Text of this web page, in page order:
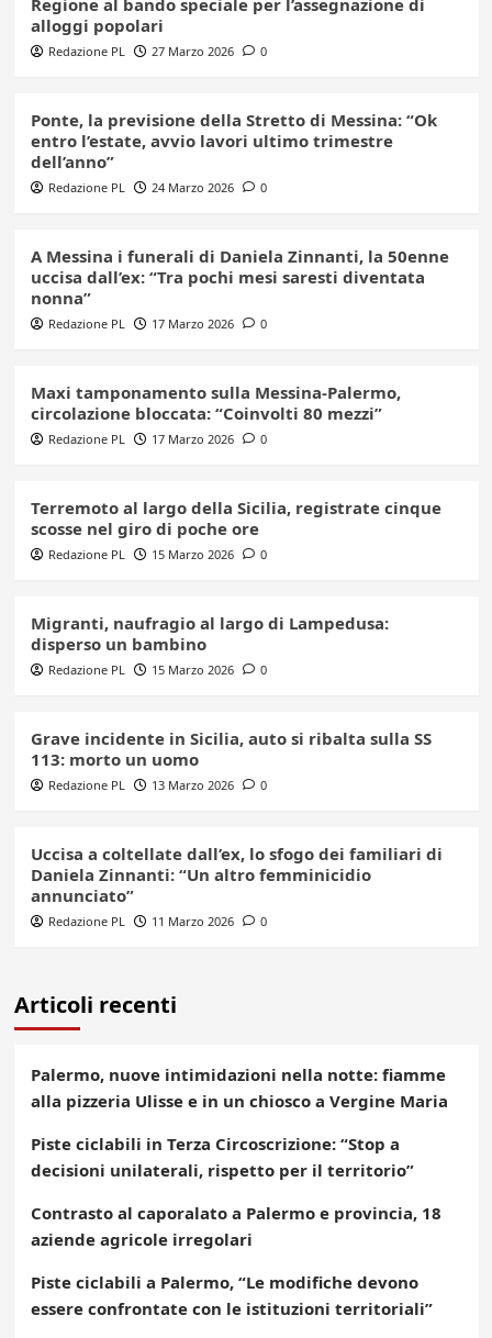
alloggi popolari
Redazione PL 27 Marzo 2026 0
Ponte, la previsione della Stretto di Messina: “Ok
entro l’estate, avvio lavori ultimo trimestre
dell’anno”
Redazione PL 24 Marzo 2026 0
A Messina i funerali di Daniela Zinnanti, la 50enne
uccisa dall’ex: “Tra pochi mesi saresti diventata
nonna”
Redazione PL 17 Marzo 2026 0
Maxi tamponamento sulla Messina-Palermo,
circolazione bloccata: “Coinvolti 80 mezzi”
Redazione PL 17 Marzo 2026 0
Terremoto al largo della Sicilia, registrate cinque
scosse nel giro di poche ore
Redazione PL 15 Marzo 2026 0
Migranti, naufragio al largo di Lampedusa:
disperso un bambino
Redazione PL 15 Marzo 2026 0
Grave incidente in Sicilia, auto si ribalta sulla SS
113: morto un uomo
Redazione PL 13 Marzo 2026 0
Uccisa a coltellate dall’ex, lo sfogo dei familiari di
Daniela Zinnanti: “Un altro femminicidio
annunciato”
Redazione PL 11 Marzo 2026 0
Articoli recenti
Palermo, nuove intimidazioni nella notte: fiamme
alla pizzeria Ulisse e in un chiosco a Vergine Maria
Piste ciclabili in Terza Circoscrizione: “Stop a
decisioni unilaterali, rispetto per il territorio”
Contrasto al caporalato a Palermo e provincia, 18
aziende agricole irregolari
Piste ciclabili a Palermo, “Le modifiche devono
essere confrontate con le istituzioni territoriali”